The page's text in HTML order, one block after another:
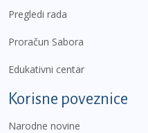
Pregledi rada
Proračun Sabora
Edukativni centar
Korisne poveznice
Narodne novine